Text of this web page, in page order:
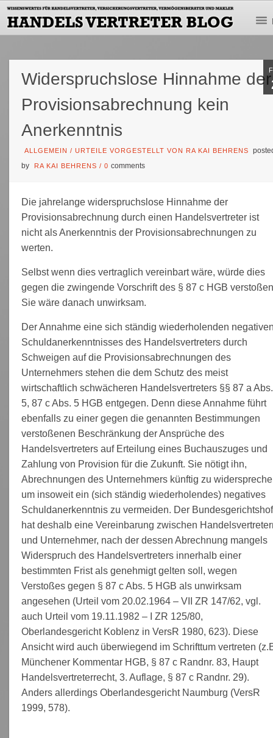
Widerspruchslose Hinnahme der
Provisionsabrechnung kein
Anerkenntnis
ALLGEMEIN /URTEILE VORGESTELLT VON RA KAI BEHRENS
by
RA KAI BEHRENS /0comments
Die jahrelange widerspruchslose Hinnahme der
Provisionsabrechnung durch einen Handelsvertreter ist
nicht als Anerkenntnis der Provisionsabrechnungen zu
werten.
Selbst wenn dies vertraglich vereinbart wäre, würde dies
gegen die zwingende Vorschrift des § 87 c HGB
Sie wäre danach unwirksam.
Der Annahme eine sich ständig wiederholenden
Schuldanerkenntnisses des Handelsvertreters durch
Schweigen auf die Provisionsabrechnungen des
Unternehmers stehen die dem Schutz des meist
wirtschaftlich schwächeren Handelsvertreters §§ 87 a Abs.
5, 87 c Abs. 5 HGB entgegen. Denn diese Annahme führt
ebenfalls zu einer gegen die genannten Bestimmungen
verstoßenen Beschränkung der Ansprüche des
Handelsvertreters auf Erteilung eines Buchauszuges und
Zahlung von Provision für die Zukunft. Sie nötigt ihn,
Abrechnungen des Unternehmers künftig zu
um insoweit ein (sich ständig wiederholendes) negatives
Schuldanerkenntnis zu vermeiden. Der Bundesgerichtshof
hat deshalb eine Vereinbarung zwischen
und Unternehmer, nach der dessen Abrechnung mangels
Widerspruch des Handelsvertreters innerhalb einer
bestimmten Frist als genehmigt gelten soll, wegen
Verstoßes gegen § 87 c Abs. 5 HGB als unwirksam
angesehen (Urteil vom 20.02.1964 – VII ZR 147/62, vgl.
auch Urteil vom 19.11.1982 – I ZR 125/80,
Oberlandesgericht Koblenz in VersR 1980, 623). Diese
Ansicht wird auch überwiegend im Schrifttum vertreten
Münchener Kommentar HGB, § 87 c Randnr. 83, Haupt
Handelsvertreterrecht, 3. Auflage, § 87 c Randnr. 29).
Anders allerdings Oberlandesgericht Naumburg (VersR
1999, 578).